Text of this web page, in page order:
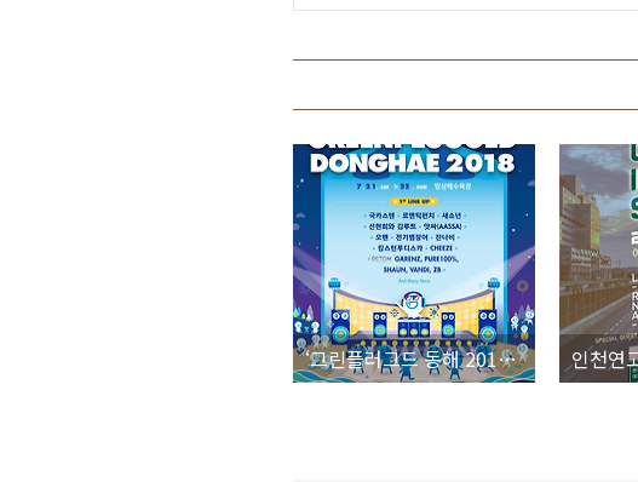
‘그린플러그드 동해 2018’ 탄탄한 1차 라인업 발표